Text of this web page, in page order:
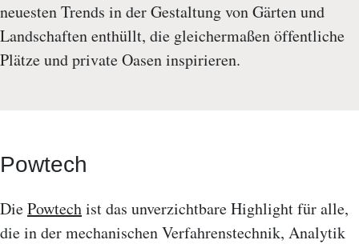
neuesten Trends in der Gestaltung von Gärten und
Landschaften enthüllt, die gleichermaßen öffentliche
Plätze und private Oasen inspirieren.
Powtech
DiePowtechist das unverzichtbare Highlight für alle,
die in der mechanischen Verfahrenstechnik, Analytik